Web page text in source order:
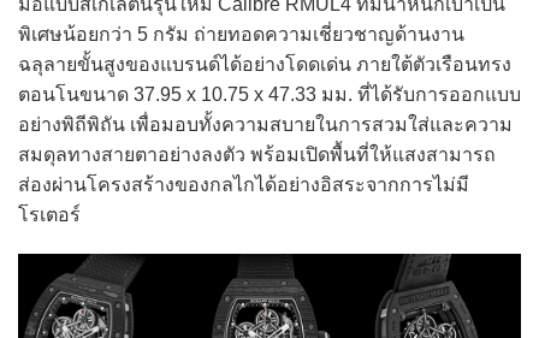
มือแบบสเกเลตันรุ่นใหม่ Calibre RMUL4 ที่มีน้ำหนักเบาเป็น
พิเศษน้อยกว่า 5 กรัม ถ่ายทอดความเชี่ยวชาญด้านงาน
ฉลุลายขั้นสูงของแบรนด์ได้อย่างโดดเด่น ภายใต้ตัวเรือนทรง
ตอนโนขนาด 37.95 x 10.75 x 47.33 มม. ที่ได้รับการออกแบบ
อย่างพิถีพิถัน เพื่อมอบทั้งความสบายในการสวมใส่และความ
สมดุลทางสายตาอย่างลงตัว พร้อมเปิดพื้นที่ให้แสงสามารถ
ส่องผ่านโครงสร้างของกลไกได้อย่างอิสระจากการไม่มี
โรเตอร์